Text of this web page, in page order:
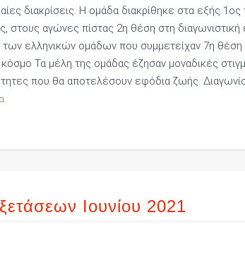
διακρίσεις. Η ομάδα διακρίθηκε στα εξής 1ος
αγώνες πίστας 2η θέση στη διαγωνιστική
ελληνικών ομάδων που συμμετείχαν 7η θέση
Τα μέλη της ομάδας έζησαν μοναδικές
που θα αποτελέσουν εφόδια ζωής.
Ιουνίου 2021